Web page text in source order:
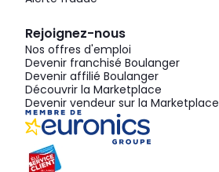
Rejoignez-nous
Nos offres d'emploi
Devenir franchisé Boulanger
Devenir affilié Boulanger
Découvrir la Marketplace
Devenir vendeur sur la Marketplace